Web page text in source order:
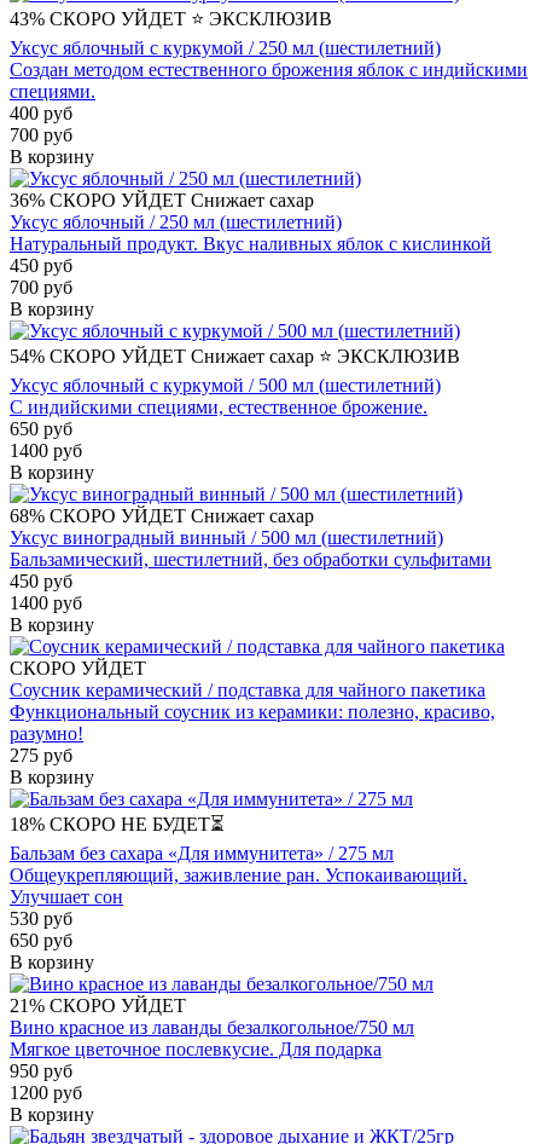
43% СКОРО УЙДЕТ ⭐️ ЭКСКЛЮЗИВ
Уксус яблочный с куркумой / 250 мл (шестилетний)
Создан методом естественного брожения яблок с индийскими
специями.
400 руб
700 руб
В корзину
36% СКОРО УЙДЕТ Снижает сахар
Уксус яблочный / 250 мл (шестилетний)
Натуральный продукт. Вкус наливных яблок с кислинкой
450 руб
700 руб
В корзину
54% СКОРО УЙДЕТ Снижает сахар ⭐️ ЭКСКЛЮЗИВ
Уксус яблочный с куркумой / 500 мл (шестилетний)
С индийскими специями, естественное брожение.
650 руб
1400 руб
В корзину
68% СКОРО УЙДЕТ Снижает сахар
Уксус виноградный винный / 500 мл (шестилетний)
Бальзамический, шестилетний, без обработки сульфитами
450 руб
1400 руб
В корзину
СКОРО УЙДЕТ
Соусник керамический / подставка для чайного пакетика
Функциональный соусник из керамики: полезно, красиво,
разумно!
275 руб
В корзину
18% СКОРО НЕ БУДЕТ⏳
Бальзам без сахара «Для иммунитета» / 275 мл
Общеукрепляющий, заживление ран. Успокаивающий.
Улучшает сон
530 руб
650 руб
В корзину
21% СКОРО УЙДЕТ
Вино красное из лаванды безалкогольное/750 мл
Мягкое цветочное послевкусие. Для подарка
950 руб
1200 руб
В корзину